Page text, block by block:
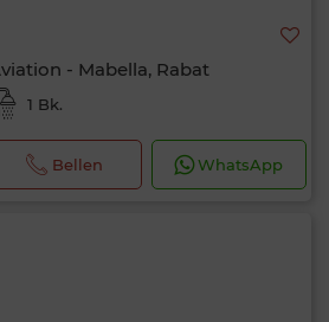
- Mabella, Rabat
1 Bk.
Bellen WhatsApp